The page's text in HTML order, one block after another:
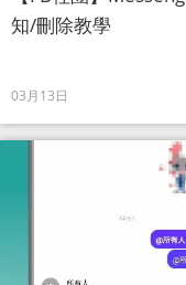
知/刪除教學
03月13日